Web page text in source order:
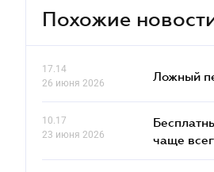
Похожие
17.14
26 июня 2026
Ложный
10.17
23 июня 2026
чаще